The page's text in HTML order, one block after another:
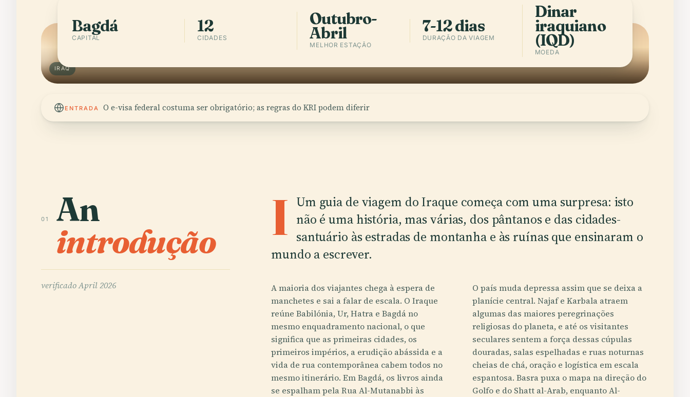
IRAQ
Bagdá
CAPITAL
12
CIDADES
Outubro-
Abril
MELHOR ESTAÇÃO
7-12 dias
DURAÇÃO DA VIAGEM
Dinar
iraquiano
(IQD)
MOEDA
ENTRADA O e-visa federal costuma ser obrigatório; as regras do KRI podem diferir
01 An
introdução
verificadoApril 2026
I Um guia de viagem do Iraque começa com uma surpresa: isto
não é uma história, mas várias, dos pântanos e das cidades-
santuário às estradas de montanha e às ruínas que ensinaram o
mundo a escrever.
A maioria dos viajantes chega à espera de
manchetes e sai a falar de escala. O Iraque
reúne Babilónia, Ur, Hatra e Bagdá no
mesmo enquadramento nacional, o que
significa que as primeiras cidades, os
primeiros impérios, a erudição abássida e a
vida de rua contemporânea cabem todos no
mesmo itinerário. Em Bagdá, os livros ainda
se espalham pela Rua Al-Mutanabbi às
O país muda depressa assim que se deixa a
planície central. Najaf e Karbala atraem
algumas das maiores peregrinações
religiosas do planeta, e até os visitantes
seculares sentem a força dessas cúpulas
douradas, salas espelhadas e ruas noturnas
cheias de chá, oração e logística em escala
espantosa. Basra puxa o mapa na direção do
Golfo e do Shatt al-Arab, enquanto Al-